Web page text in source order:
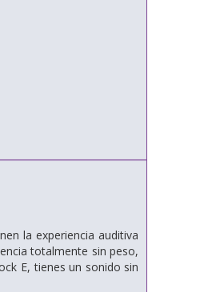
la experiencia auditiva
totalmente sin peso,
E, tienes un sonido sin